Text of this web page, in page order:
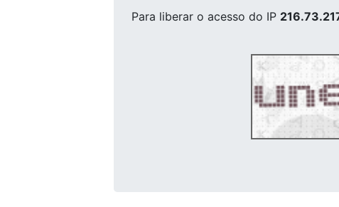
Para liberar o acesso do IP